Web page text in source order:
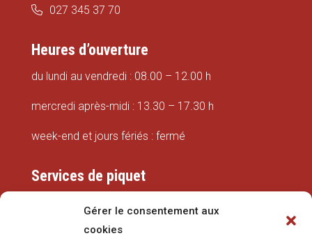
Gérer le consentement aux
cookies
027 345 37 70
Heures d’ouverture
du lundi au vendredi : 08.00 – 12.00 h
mercredi après-midi : 13.30 – 17.30 h
week-end et jours fériés : fermé
Services de piquet
079 337 66 42